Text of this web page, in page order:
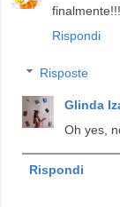
Rispondi
Risposte
Glinda
Oh yes,
Rispondi